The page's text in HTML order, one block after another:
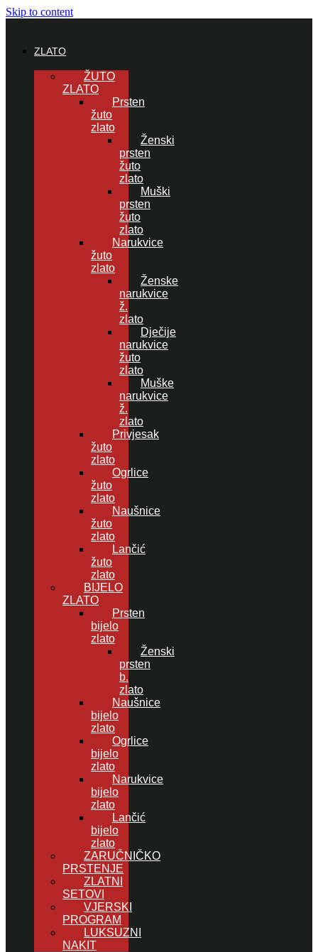
Skip to content
ZLATO
ŽUTO
ZLATO
Prsten
žuto
zlato
Ženski
prsten
žuto
zlato
Muški
prsten
žuto
zlato
Narukvice
žuto
zlato
Ženske
narukvice
ž.
zlato
Dječije
narukvice
žuto
zlato
Muške
narukvice
ž.
zlato
Privjesak
žuto
zlato
Ogrlice
žuto
zlato
Naušnice
žuto
zlato
Lančić
žuto
zlato
BIJELO
ZLATO
Prsten
bijelo
zlato
Ženski
prsten
b.
zlato
Naušnice
bijelo
zlato
Ogrlice
bijelo
zlato
Narukvice
bijelo
zlato
Lančić
bijelo
zlato
ZARUČNIČKO
PRSTENJE
ZLATNI
SETOVI
VJERSKI
PROGRAM
LUKSUZNI
NAKIT